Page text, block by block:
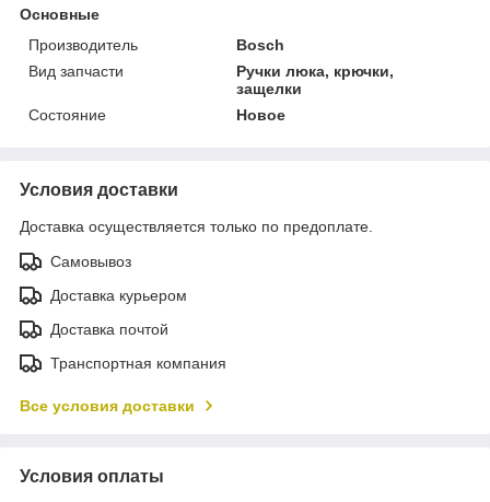
Основные
Производитель
Bosch
Вид запчасти
Ручки люка, крючки,
защелки
Состояние
Новое
Условия доставки
Доставка осуществляется только по предоплате.
Самовывоз
Доставка курьером
Доставка почтой
Транспортная компания
Все условия доставки
Условия оплаты